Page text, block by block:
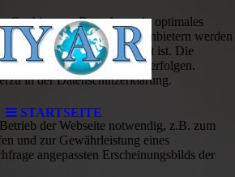
STARTSEITE
Cookies, um Besuchern ein optimales
Inhalte von Drittanbietern werden
Option aktiviert ist. Die
auch in einem Drittland erfolgen.
in der Datenschutzerklärung.
der Webseite notwendig, z.B. zum
und zur Gewährleistung eines
angepassten Erscheinungsbilds der